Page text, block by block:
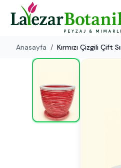
Anasayfa / Kırmızı Çizgili Çift